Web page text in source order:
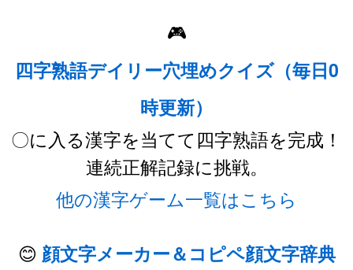
🎮
四字熟語デイリー穴埋めクイズ（毎日0
時更新）
〇に入る漢字を当てて四字熟語を完成！
連続正解記録に挑戦。
他の漢字ゲーム一覧はこちら
😊 顔文字メーカー＆コピペ顔文字辞典